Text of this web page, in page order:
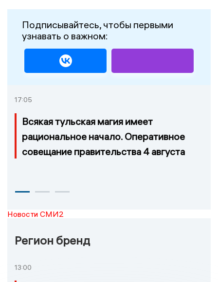
Подписывайтесь, чтобы первыми
узнавать о важном:
17:05
Всякая тульская магия имеет
рациональное начало. Оперативное
совещание правительства 4 августа
Новости СМИ2
Регион бренд
13:00